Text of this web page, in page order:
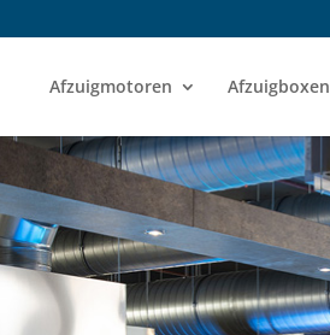
Afzuigmotoren Afzuigboxen